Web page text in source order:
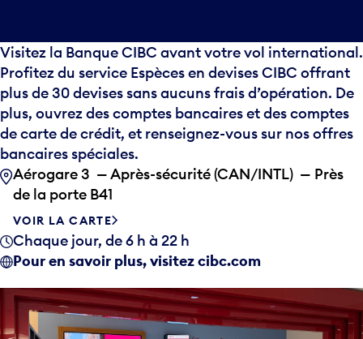
Visitez la Banque CIBC avant votre vol international.
Profitez du service Espèces en devises CIBC offrant
plus de 30 devises sans aucuns frais d’opération. De
plus, ouvrez des comptes bancaires et des comptes
de carte de crédit, et renseignez-vous sur nos offres
bancaires spéciales.
Aérogare 3 — Après-sécurité (CAN/INTL) — Près
de la porte B41
VOIR LA CARTE
Chaque jour, de 6 h à 22 h
Pour en savoir plus, visitez cibc.com